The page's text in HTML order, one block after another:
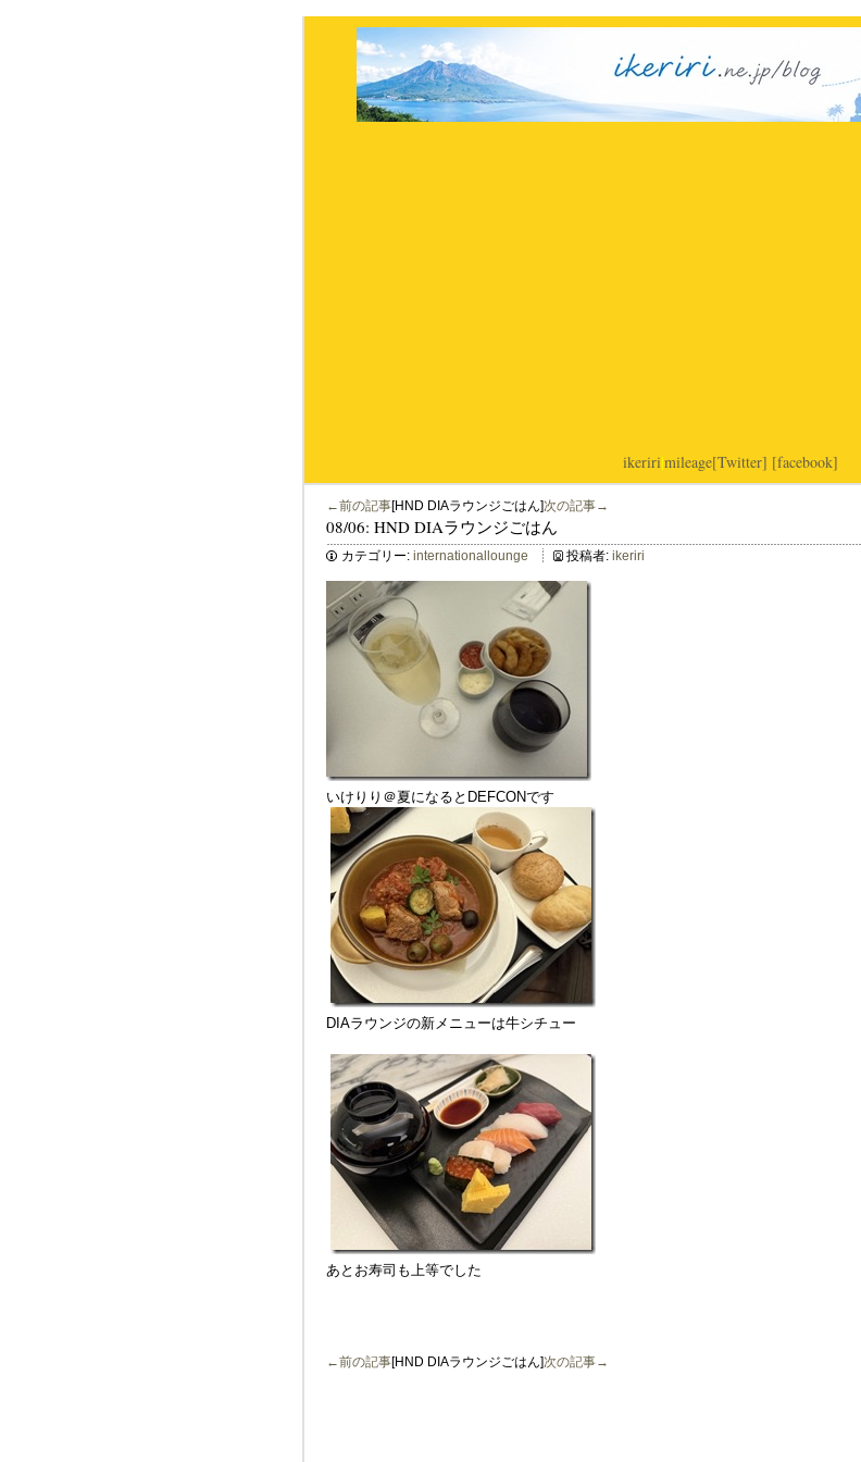
ikeriri|mileage[Twitter] [facebook]
←前の記事[HND DIAラウンジごはん]次の記事→
08/06: HND DIAラウンジごはん
カテゴリー: internationallounge 投稿者: ikeriri
いけりり＠夏になるとDEFCONです
DIAラウンジの新メニューは牛シチュー
あとお寿司も上等でした
←前の記事[HND DIAラウンジごはん]次の記事→